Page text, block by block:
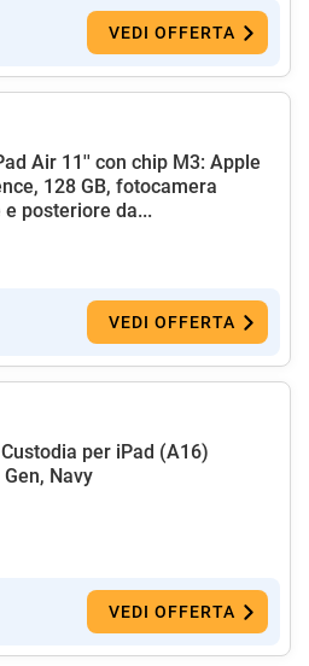
VEDI OFFERTA
Air 11'' con chip M3: Apple
128 GB, fotocamera
posteriore da...
VEDI OFFERTA
per iPad (A16)
Gen, Navy
VEDI OFFERTA